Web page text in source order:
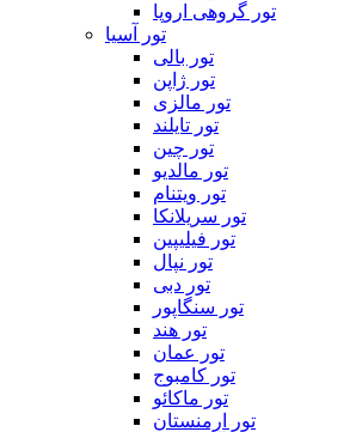
تور گروهی اروپا
تور آسیا
تور بالی
تور ژاپن
تور مالزی
تور تایلند
تور چین
تور مالدیو
تور ویتنام
تور سریلانکا
تور فیلیپین
تور نپال
تور دبی
تور سنگاپور
تور هند
تور عمان
تور کامبوج
تور ماکائو
تور ارمنستان